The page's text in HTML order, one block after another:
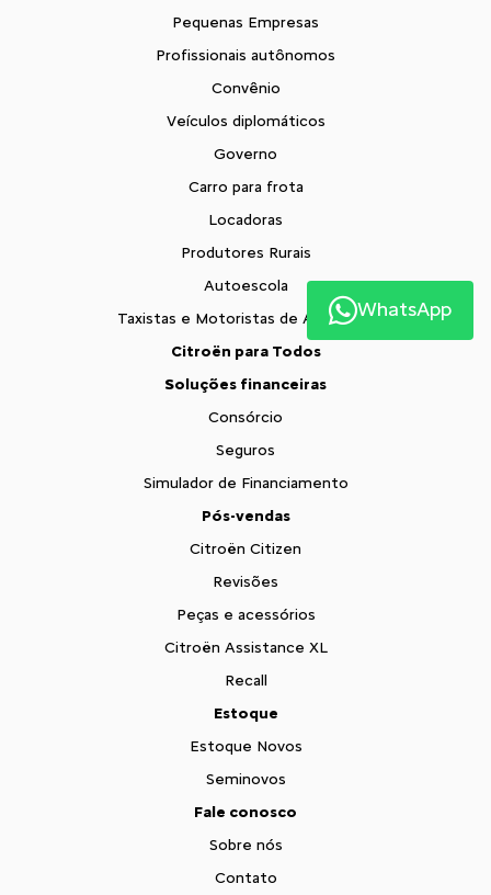
Pequenas Empresas
Profissionais autônomos
Convênio
Veículos diplomáticos
Governo
Carro para frota
Locadoras
Produtores Rurais
Autoescola
Taxistas e Motoristas de Aplicativo
Citroën para Todos
Soluções financeiras
Consórcio
Seguros
Simulador de Financiamento
Pós-vendas
Citroën Citizen
Revisões
Peças e acessórios
Citroën Assistance XL
Recall
Estoque
Estoque Novos
Seminovos
Fale conosco
Sobre nós
Contato
WhatsApp